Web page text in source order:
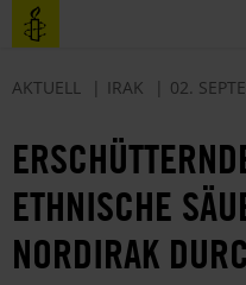
Direkt
zum
Benutzermenü
AKTUELL IRAK 02.
ETHNISCHE
NORDIRAK